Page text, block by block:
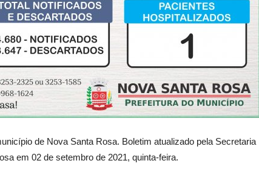
de Nova Santa Rosa. Boletim atualizado pela Secretaria
em 02 de setembro de 2021, quinta-feira.